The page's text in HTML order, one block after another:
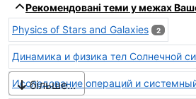
Рекомендовані теми у межах
Physics of Stars and Galaxies
2
Динамика и физика тел Солнечной
Исследование операций и
більше...